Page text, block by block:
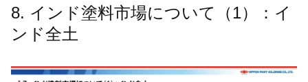
8. インド塗料市場について（1）：イ
ンド全土